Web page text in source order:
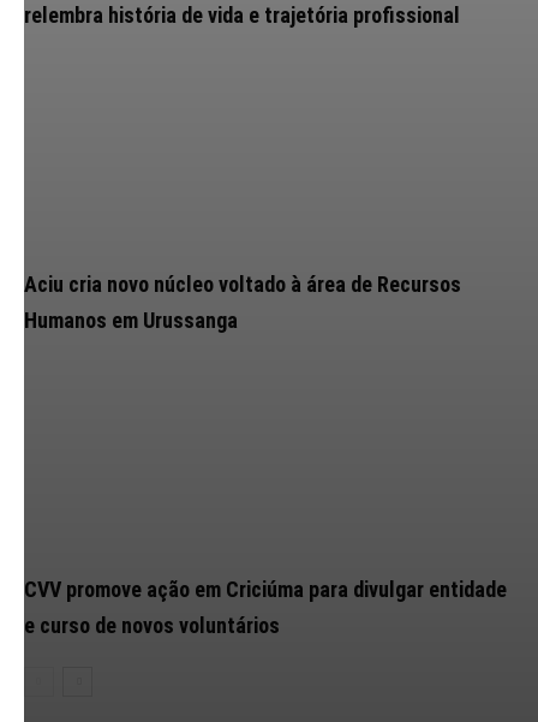
relembra história de vida e trajetória profissional
Aciu cria novo núcleo voltado à área de Recursos
Humanos em Urussanga
CVV promove ação em Criciúma para divulgar entidade
e curso de novos voluntários